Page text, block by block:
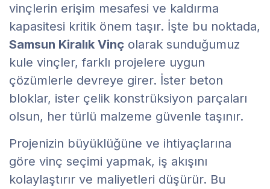
vinçlerin erişim mesafesi ve kaldırma
kapasitesi kritik önem taşır. İşte bu noktada,
Samsun Kiralık Vinç olarak sunduğumuz
kule vinçler, farklı projelere uygun
çözümlerle devreye girer. İster beton
bloklar, ister çelik konstrüksiyon parçaları
olsun, her türlü malzeme güvenle taşınır.
Projenizin büyüklüğüne ve ihtiyaçlarına
göre vinç seçimi yapmak, iş akışını
kolaylaştırır ve maliyetleri düşürür. Bu